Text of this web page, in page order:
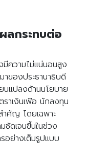
ลกระทบต่อ
ความไม่แน่นอนสูง
ของประธานาธิบดี
แปลงด้านนโยบาย
ราเงินเฟ้อ นักลงทุน
ำคัญ โดยเฉพาะ
ชัดเจนขึ้นในช่วง
อย่างเต็มรูปแบบ